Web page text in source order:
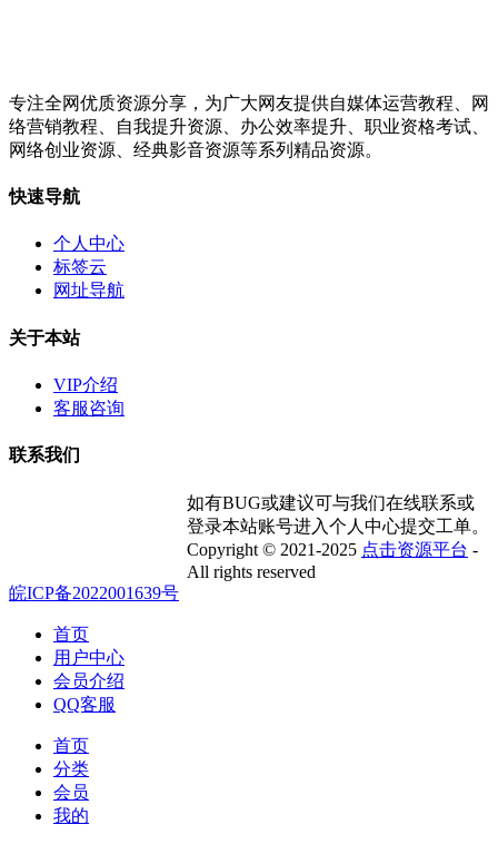
专注全网优质资源分享，为广大网友提供自媒体运营教程、网
络营销教程、自我提升资源、办公效率提升、职业资格考试、
网络创业资源、经典影音资源等系列精品资源。
快速导航
个人中心
标签云
网址导航
关于本站
VIP介绍
客服咨询
联系我们
如有BUG或建议可与我们在线联系或
登录本站账号进入个人中心提交工单。
Copyright © 2021-2025 点击资源平台 -
All rights reserved
皖ICP备2022001639号
首页
用户中心
会员介绍
QQ客服
首页
分类
会员
我的